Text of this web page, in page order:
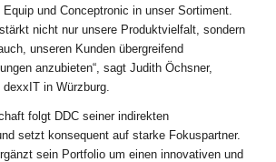
Equip und Conceptronic in unser Sortiment.
nicht nur unsere Produktvielfalt, sondern
unseren Kunden übergreifend
anzubieten“, sagt Judith Öchsner,
in Würzburg.
folgt DDC seiner indirekten
setzt konsequent auf starke Fokuspartner.
sein Portfolio um einen innovativen und